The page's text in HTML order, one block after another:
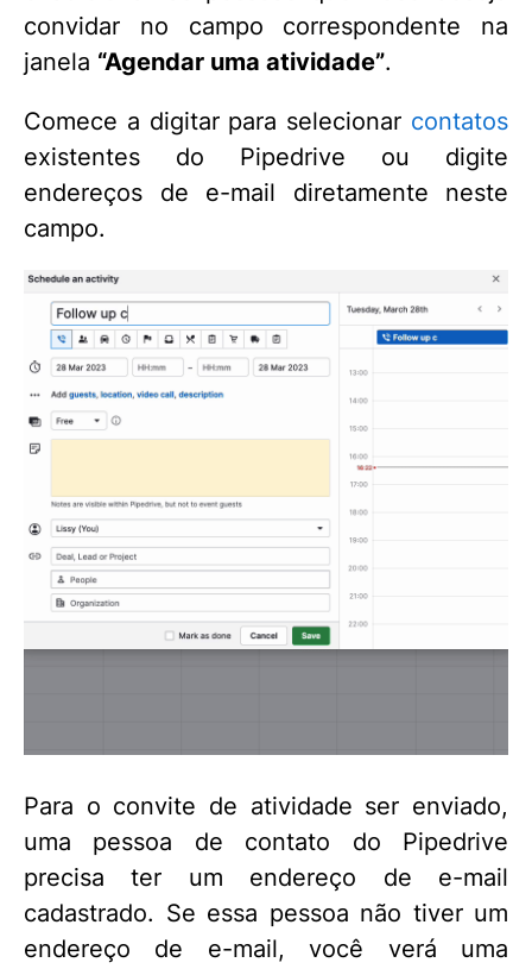
convidar no campo correspondente na
janela “Agendar uma atividade”.
Comece a digitar para selecionar contatos
existentes do Pipedrive ou digite
endereços de e-mail diretamente neste
campo.
Para o convite de atividade ser enviado,
uma pessoa de contato do Pipedrive
precisa ter um endereço de e-mail
cadastrado. Se essa pessoa não tiver um
endereço de e-mail, você verá uma